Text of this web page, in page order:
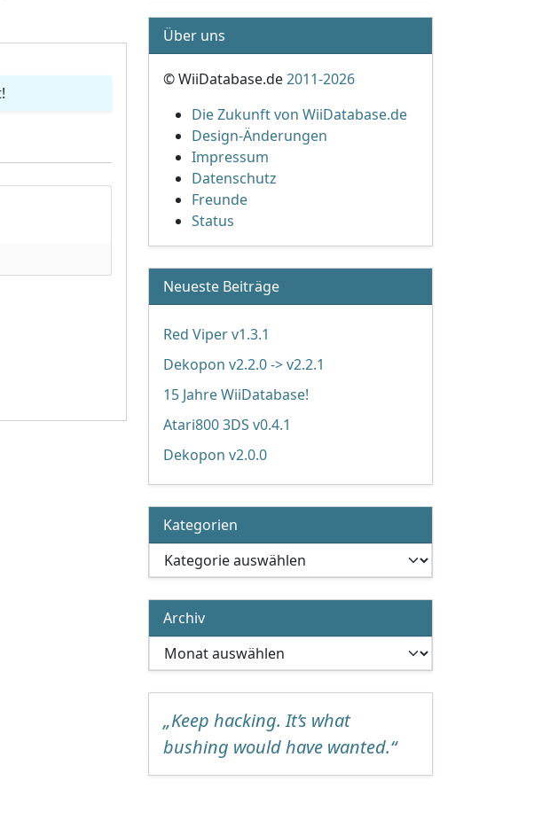
Über uns
© WiiDatabase.de2011-2026
Die Zukunft von WiiDatabase.de
Design-Änderungen
Impressum
Datenschutz
Freunde
Status
Neueste Beiträge
Red Viper v1.3.1
Dekopon v2.2.0 -> v2.2.1
15 Jahre WiiDatabase!
Atari800 3DS v0.4.1
Dekopon v2.0.0
Kategorien
Kategorien
Archiv
Archiv
„Keep hacking. It’s what
bushing would have wanted.“